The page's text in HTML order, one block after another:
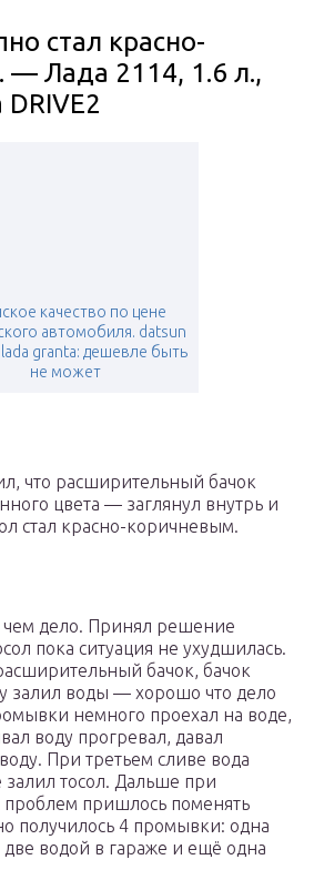
стал красно-
— Лада 2114, 1.6 л.,
качество по цене
автомобиля. datsun
granta: дешевле быть
не может
что расширительный бачок
цвета — заглянул внутрь и
стал красно-коричневым.
чем дело. Принял решение
пока ситуация не ухудшилась.
бачок, бачок
залил воды — хорошо что дело
немного проехал на воде,
воду прогревал, давал
При третьем сливе вода
залил тосол. Дальше при
проблем пришлось поменять
получилось 4 промывки: одна
водой в гараже и ещё одна